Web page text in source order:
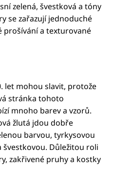
zelená, švestková a tóny
se zařazují jednoduché
prošívání a texturované
let mohou slavit, protože
stránka tohoto
mnoho barev a vzorů.
žlutá jdou dobře
barvou, tyrkysovou
švestkovou. Důležitou roli
zakřivené pruhy a kostky